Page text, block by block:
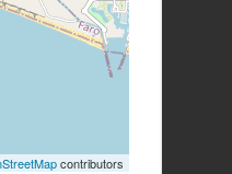
contributors